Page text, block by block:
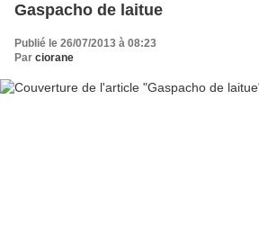
Gaspacho de laitue
Publié le 26/07/2013 à 08:23
Par ciorane